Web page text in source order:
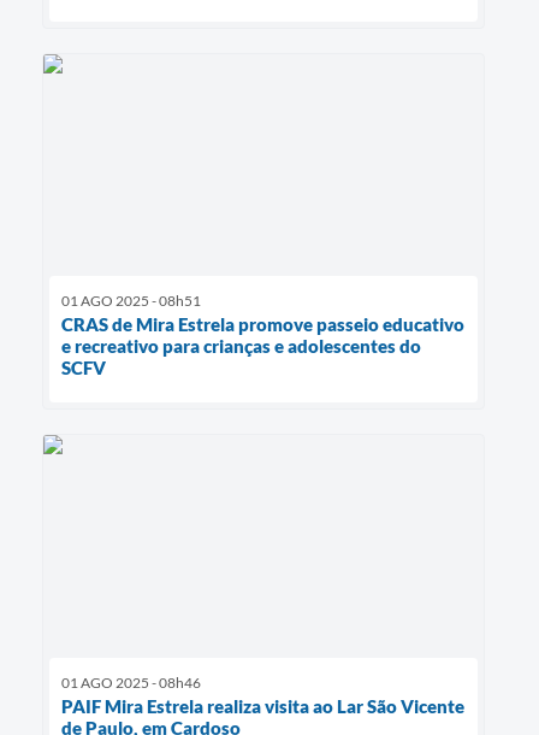
01 AGO 2025 - 08h51
CRAS de Mira Estrela promove passeio educativo
e recreativo para crianças e adolescentes do
SCFV
01 AGO 2025 - 08h46
PAIF Mira Estrela realiza visita ao Lar São Vicente
de Paulo, em Cardoso